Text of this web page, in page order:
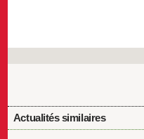
Actualités similaires